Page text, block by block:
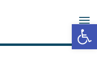
פתח סרגל נגישות
תפריט